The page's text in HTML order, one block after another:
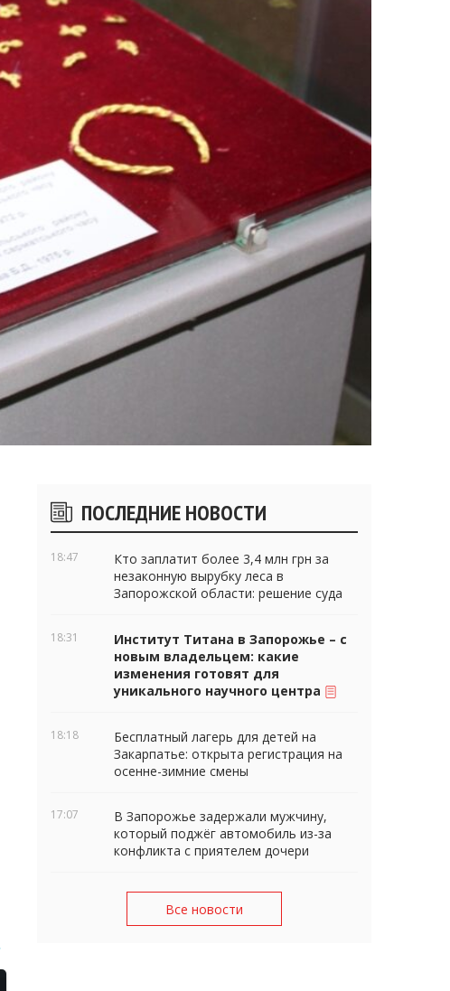
Боковые
виджеты
ПОСЛЕДНИЕ НОВОСТИ
18:47
Кто заплатит более 3,4 млн грн за
незаконную вырубку леса в
Запорожской области: решение суда
18:31
Институт Титана в Запорожье – с
новым владельцем: какие
изменения готовят для
уникального научного центра
18:18
Бесплатный лагерь для детей на
Закарпатье: открыта регистрация на
осенне-зимние смены
17:07
В Запорожье задержали мужчину,
который поджёг автомобиль из-за
конфликта с приятелем дочери
Все новости